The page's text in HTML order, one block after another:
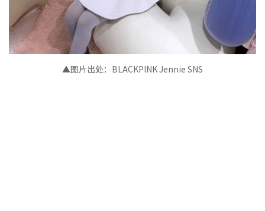
▲图片出处： BLACKPINK Jennie SNS